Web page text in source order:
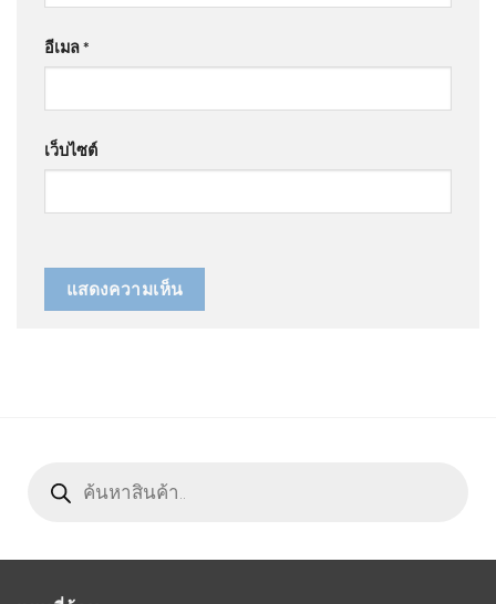
อีเมล*
เว็บไซต์
search